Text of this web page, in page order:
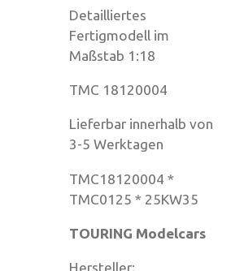
Detailliertes
Fertigmodell im
Maßstab 1:18
TMC 18120004
Lieferbar innerhalb von
3-5 Werktagen
TMC18120004 *
TMC0125 * 25KW35
TOURING Modelcars
Hersteller: